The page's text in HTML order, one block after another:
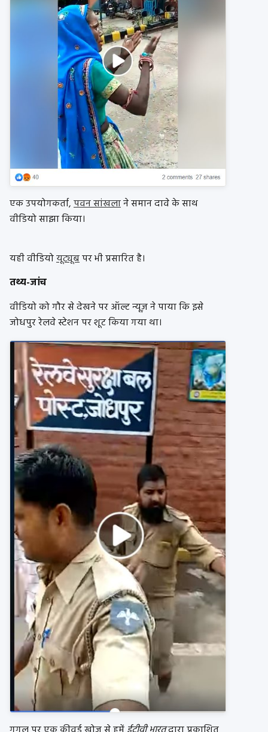
एक उपयोगकर्ता,पवन सांखलाने समान दावे के साथ
वीडियो साझा किया।
यही वीडियोयूट्यूबपर भी प्रसारित है।
तथ्य-जांच
वीडियो को गौर से देखने पर ऑल्ट न्यूज़ ने पाया कि इसे
जोधपुर रेलवे स्टेशन पर शूट किया गया था।